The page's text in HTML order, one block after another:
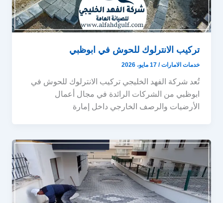
تركيب الانترلوك للحوش في ابوظبي
خدمات الامارات/17 مايو، 2026
تُعد شركة الفهد الخليجي تركيب الانترلوك للحوش في
ابوظبي من الشركات الرائدة في مجال أعمال
الأرضيات والرصف الخارجي داخل إمارة